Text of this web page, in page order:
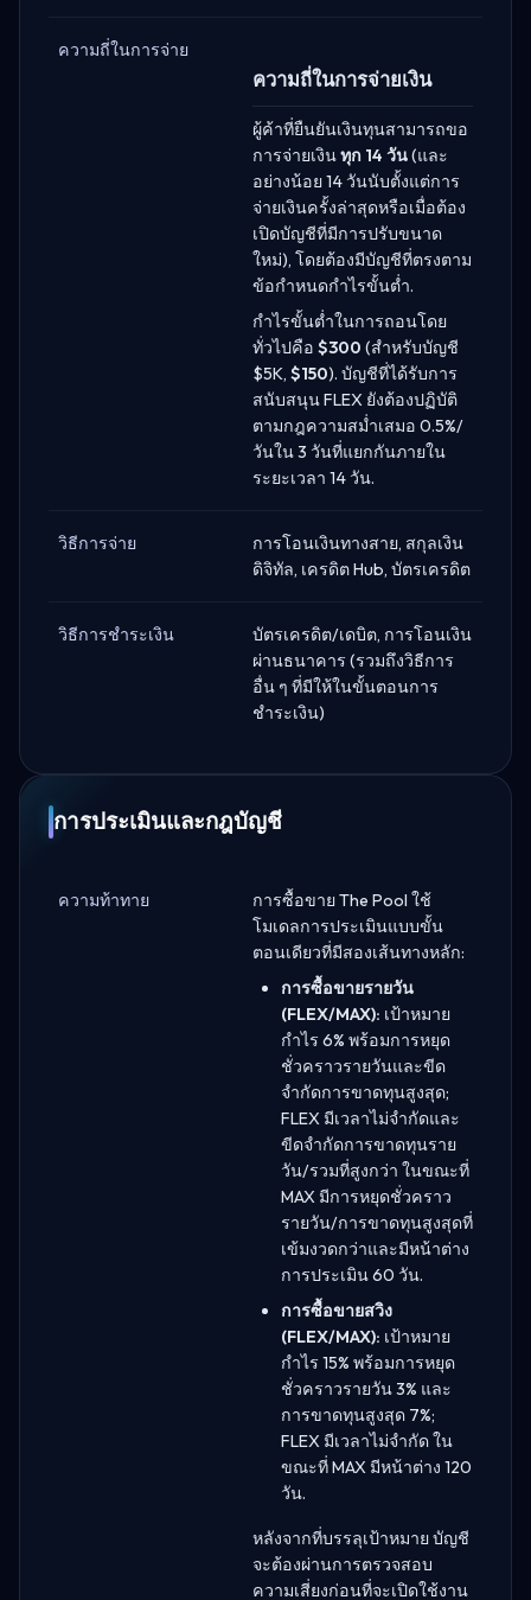
ความถี่ในการจ่าย
ความถี่ในการจ่ายเงิน
ผู้ค้าที่ยืนยันเงินทุนสามารถขอ
การจ่ายเงินทุก 14 วัน(และ
อย่างน้อย 14 วันนับตั้งแต่การ
จ่ายเงินครั้งล่าสุดหรือเมื่อต้อง
เปิดบัญชีที่มีการปรับขนาด
ใหม่), โดยต้องมีบัญชีที่ตรงตาม
ข้อกำหนดกำไรขั้นต่ำ.
กำไรขั้นต่ำในการถอนโดย
ทั่วไปคือ $300 (สำหรับบัญชี
$5K, $150). บัญชีที่ได้รับการ
สนับสนุน FLEX ยังต้องปฏิบัติ
ตามกฎความสม่ำเสมอ 0.5%/
วันใน 3 วันที่แยกกันภายใน
ระยะเวลา 14 วัน.
วิธีการจ่าย
การโอนเงินทางสาย, สกุลเงิน
ดิจิทัล, เครดิต Hub, บัตรเครดิต
วิธีการชำระเงิน
บัตรเครดิต/เดบิต, การโอนเงิน
ผ่านธนาคาร (รวมถึงวิธีการ
อื่น ๆ ที่มีให้ในขั้นตอนการ
ชำระเงิน)
การประเมินและกฎบัญชี
ความท้าทาย
การซื้อขาย The Pool ใช้
โมเดลการประเมินแบบขั้น
ตอนเดียวที่มีสองเส้นทางหลัก:
การซื้อขายรายวัน
(FLEX/MAX): เป้าหมาย
กำไร 6% พร้อมการหยุด
ชั่วคราวรายวันและขีด
จำกัดการขาดทุนสูงสุด;
FLEX มีเวลาไม่จำกัดและ
ขีดจำกัดการขาดทุนราย
วัน/รวมที่สูงกว่า ในขณะที่
MAX มีการหยุดชั่วคราว
รายวัน/การขาดทุนสูงสุดที่
เข้มงวดกว่าและมีหน้าต่าง
การประเมิน 60 วัน.
การซื้อขายสวิง
(FLEX/MAX): เป้าหมาย
กำไร 15% พร้อมการหยุด
ชั่วคราวรายวัน 3% และ
การขาดทุนสูงสุด 7%;
FLEX มีเวลาไม่จำกัด ใน
ขณะที่ MAX มีหน้าต่าง 120
วัน.
หลังจากที่บรรลุเป้าหมาย บัญชี
จะต้องผ่านการตรวจสอบ
ความเสี่ยงก่อนที่จะเปิดใช้งาน